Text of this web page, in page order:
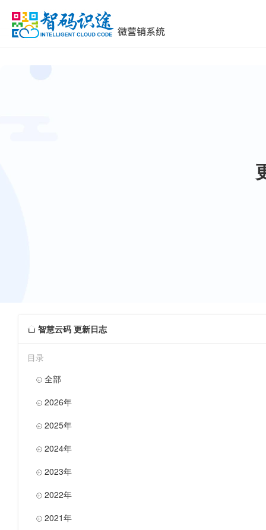
 智慧云码 更新日志
目录
 全部
 2026年
 2025年
 2024年
 2023年
 2022年
 2021年